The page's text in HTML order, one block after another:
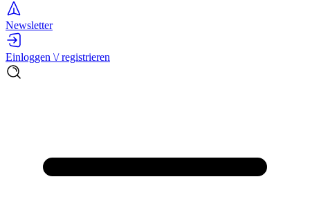
Newsletter
Einloggen \/ registrieren